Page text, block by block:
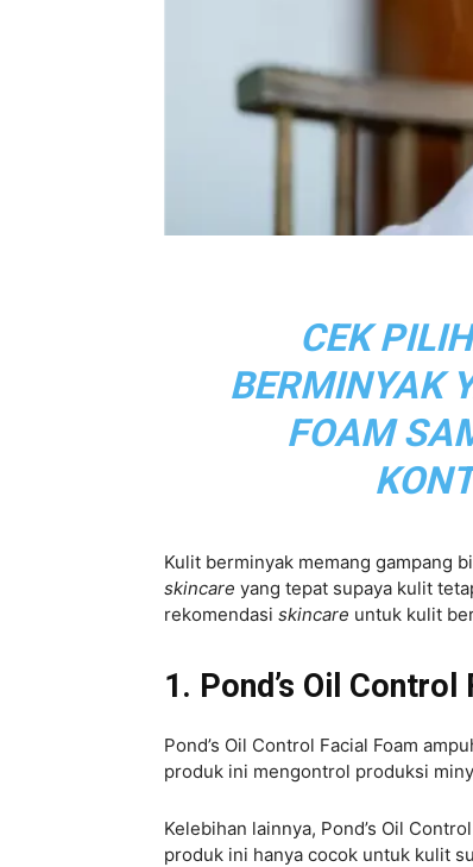
CEK
BERMINYAK
FOAM
Kulit berminyak memang gampang
skincare yang tepat supaya kulit
rekomendasi skincare untuk kulit
1. Pond’s Oil Control
Pond’s Oil Control Facial Foam
produk ini mengontrol produksi
Kelebihan lainnya, Pond’s Oil
produk ini hanya cocok untuk kulit